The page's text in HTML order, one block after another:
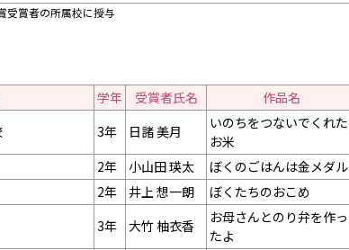
受賞者の所属校に授与
学年 受賞者氏名 作品名
3年 日諸 美月
いのちをつないでくれた
お米
2年 小山田 瑛太
ぼくのごはんは金メダル
2年 井上 想一朗
ぼくたちのおこめ
3年 大竹 柚衣香
お母さんとのり弁を作っ
たよ